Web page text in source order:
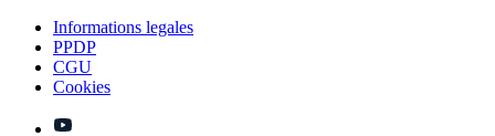
Informations legales
PPDP
CGU
Cookies